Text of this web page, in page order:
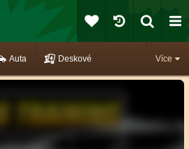
Více
Auta Deskové